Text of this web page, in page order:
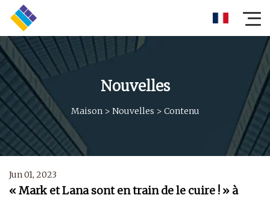
Nouvelles
Maison > Nouvelles > Contenu
Jun 01, 2023
« Mark et Lana sont en train de le cuire ! » à